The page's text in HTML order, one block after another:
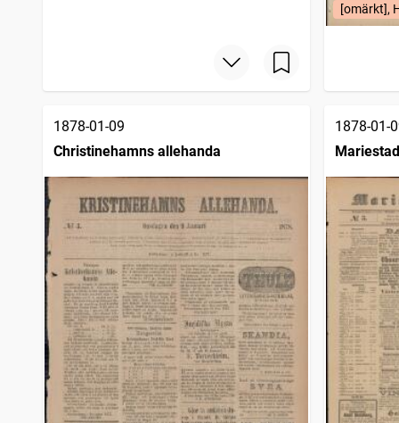
[omärkt],
1878-01-09
Christinehamns allehanda
1878-01-
1834)